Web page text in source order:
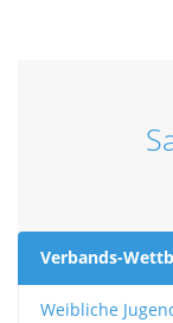
Verbands-
Weibliche